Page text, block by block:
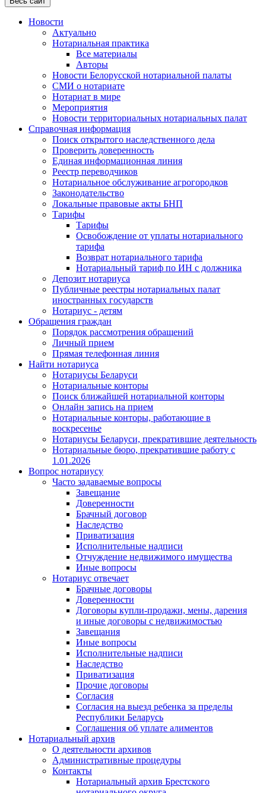
Новости
Актуально
Нотариальная практика
Все материалы
Авторы
Новости Белорусской нотариальной палаты
СМИ о нотариате
Нотариат в мире
Мероприятия
Новости территориальных нотариальных палат
Справочная информация
Поиск открытого наследственного дела
Проверить доверенность
Единая информационная линия
Реестр переводчиков
Нотариальное обслуживание агрогородков
Законодательство
Локальные правовые акты БНП
Тарифы
Тарифы
Освобождение от уплаты нотариального
тарифа
Возврат нотариального тарифа
Нотариальный тариф по ИН с должника
Депозит нотариуса
Публичные реестры нотариальных палат
иностранных государств
Нотариус - детям
Обращения граждан
Порядок рассмотрения обращений
Личный прием
Прямая телефонная линия
Найти нотариуса
Нотариусы Беларуси
Нотариальные конторы
Поиск ближайшей нотариальной конторы
Онлайн запись на прием
Нотариальные конторы, работающие в
воскресенье
Нотариусы Беларуси, прекратившие деятельность
Нотариальные бюро, прекратившие работу с
1.01.2026
Вопрос нотариусу
Часто задаваемые вопросы
Завещание
Доверенности
Брачный договор
Наследство
Приватизация
Исполнительные надписи
Отчуждение недвижимого имущества
Иные вопросы
Нотариус отвечает
Брачные договоры
Доверенности
Договоры купли-продажи, мены, дарения
и иные договоры с недвижимостью
Завещания
Иные вопросы
Исполнительные надписи
Наследство
Приватизация
Прочие договоры
Согласия
Согласия на выезд ребенка за пределы
Республики Беларусь
Соглашения об уплате алиментов
Нотариальный архив
О деятельности архивов
Административные процедуры
Контакты
Нотариальный архив Брестского